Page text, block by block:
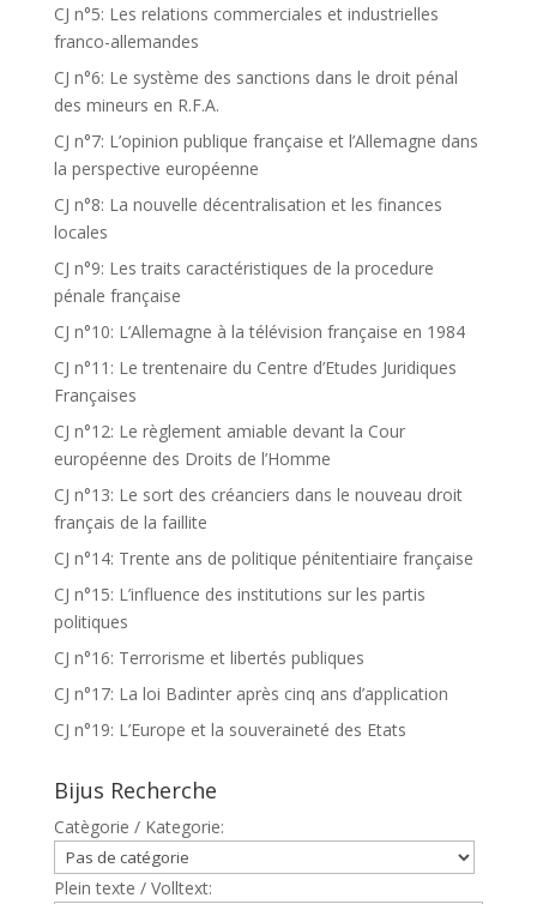
CJ n°5: Les relations commerciales et industrielles
franco-allemandes
CJ n°6: Le système des sanctions dans le droit pénal
des mineurs en R.F.A.
CJ n°7: L’opinion publique française et l’Allemagne dans
la perspective européenne
CJ n°8: La nouvelle décentralisation et les finances
locales
CJ n°9: Les traits caractéristiques de la procedure
pénale française
CJ n°10: L’Allemagne à la télévision française en 1984
CJ n°11: Le trentenaire du Centre d’Etudes Juridiques
Françaises
CJ n°12: Le règlement amiable devant la Cour
européenne des Droits de l’Homme
CJ n°13: Le sort des créanciers dans le nouveau droit
français de la faillite
CJ n°14: Trente ans de politique pénitentiaire française
CJ n°15: L’influence des institutions sur les partis
politiques
CJ n°16: Terrorisme et libertés publiques
CJ n°17: La loi Badinter après cinq ans d’application
CJ n°19: L’Europe et la souveraineté des Etats
Bijus Recherche
Catègorie / Kategorie:
Plein texte / Volltext: